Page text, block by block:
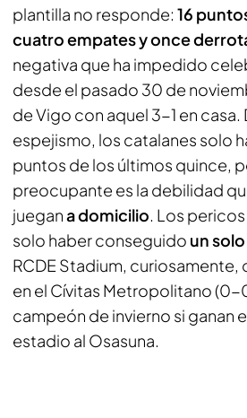
plantilla no responde: 16
cuatro empates y once
negativa que ha impedido
desde el pasado 30 de
de Vigo con aquel 3-1 en
espejismo, los catalanes solo
puntos de los últimos quince,
preocupante es la debilidad
juegana domicilio. Los
solo haber conseguido un
RCDE Stadium,
en el Cívitas Metropolitano (0-
campeón de invierno si ganan
estadio al Osasuna.